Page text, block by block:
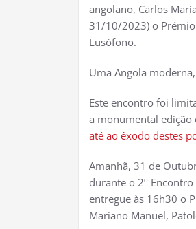
angolano, Carlos
31/10/2023) o
Lusófono.
Uma Angola
Este encontro foi
a monumental edição
até ao êxodo destes
Amanhã, 31 de
durante o 2º
entregue às 16h30 o
Mariano Manuel,